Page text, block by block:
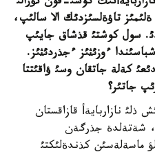
تاؤةلسئزدئك الا سالئپ،
سول كوشتئ قذشاق جايئپ
ءوزئثئز ءجذردئثئز.
20 جئلدئعئ كةلة جاتقان وسئ ؤاقئتتا
جاتئر؟
نازاربايةأ قازاقستان
شةتةلدة جذرگةن
ماسةلةسئن كذندةلئكتئ